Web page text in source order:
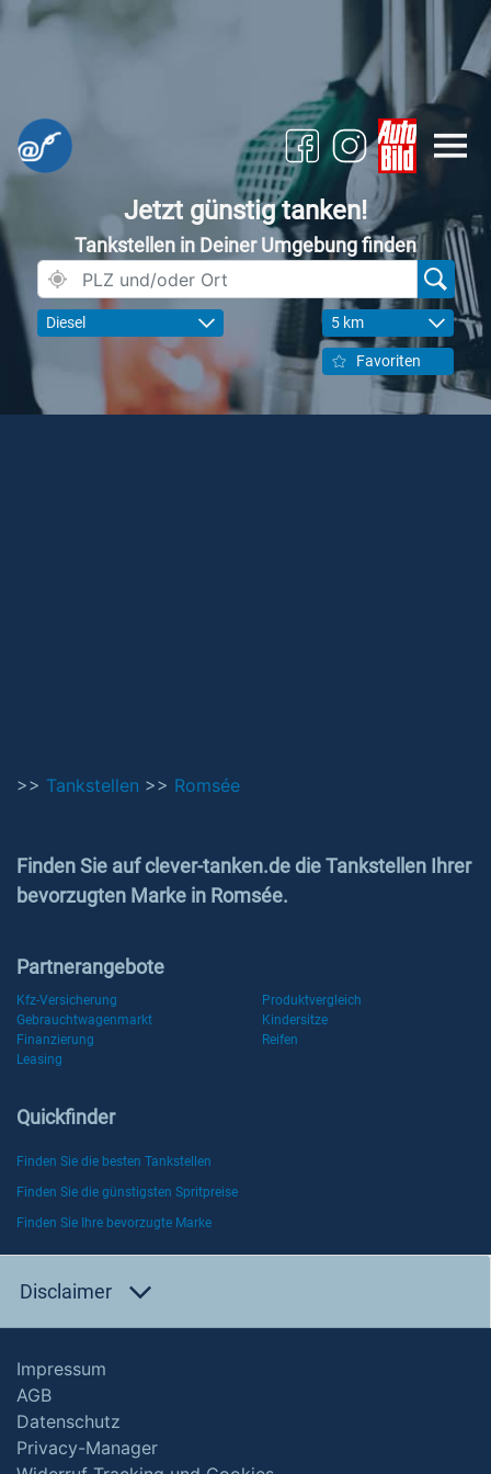
Jetzt günstig tanken!
Tankstellen in Deiner Umgebung finden
Diesel 5 km
Favoriten
>> Tankstellen >> Romsée
Finden Sie auf clever-tanken.de die Tankstellen Ihrer
bevorzugten Marke in Romsée.
Partnerangebote
Kfz-Versicherung
Produktvergleich
Gebrauchtwagenmarkt
Kindersitze
Finanzierung
Reifen
Leasing
Quickfinder
Finden Sie die besten Tankstellen
Finden Sie die günstigsten Spritpreise
Finden Sie Ihre bevorzugte Marke
Disclaimer
Impressum
AGB
Datenschutz
Privacy-Manager